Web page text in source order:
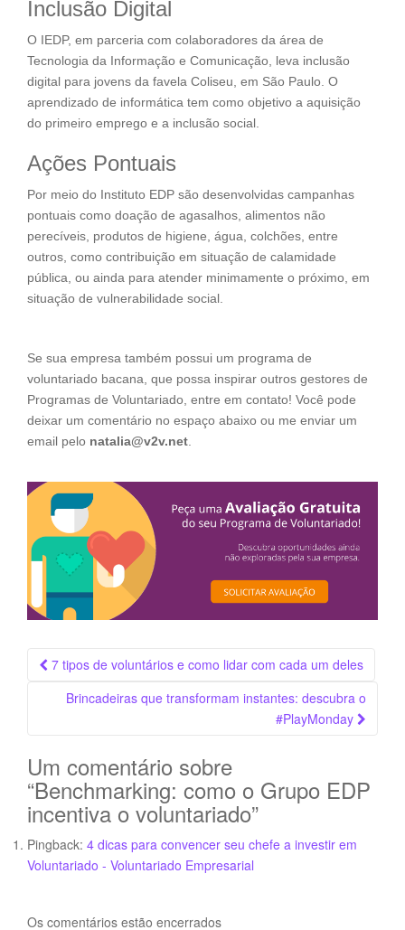
Inclusão Digital
O IEDP, em parceria com colaboradores da área de
Tecnologia da Informação e Comunicação, leva inclusão
digital para jovens da favela Coliseu, em São Paulo. O
aprendizado de informática tem como objetivo a aquisição
do primeiro emprego e a inclusão social.
Ações Pontuais
Por meio do Instituto EDP são desenvolvidas campanhas
pontuais como doação de agasalhos, alimentos não
perecíveis, produtos de higiene, água, colchões, entre
outros, como contribuição em situação de calamidade
pública, ou ainda para atender minimamente o próximo, em
situação de vulnerabilidade social.
Se sua empresa também possui um programa de
voluntariado bacana, que possa inspirar outros gestores de
Programas de Voluntariado, entre em contato! Você pode
deixar um comentário no espaço abaixo ou me enviar um
email pelo natalia@v2v.net
Navegação
Postagem
7 tipos de voluntários e como lidar com cada um deles
Brincadeiras que transformam instantes: descubra o
#PlayMonday
Um comentário sobre
“Benchmarking: como o Grupo EDP
incentiva o voluntariado”
Pingback: 4 dicas para convencer seu chefe a investir em
Voluntariado - Voluntariado Empresarial
Os comentários estão encerrados